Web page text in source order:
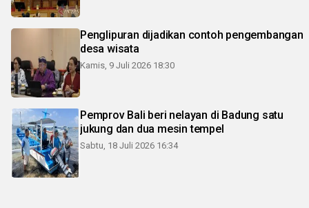
Penglipuran dijadikan contoh pengembangan
desa wisata
Kamis, 9 Juli 2026 18:30
Pemprov Bali beri nelayan di Badung satu
jukung dan dua mesin tempel
Sabtu, 18 Juli 2026 16:34